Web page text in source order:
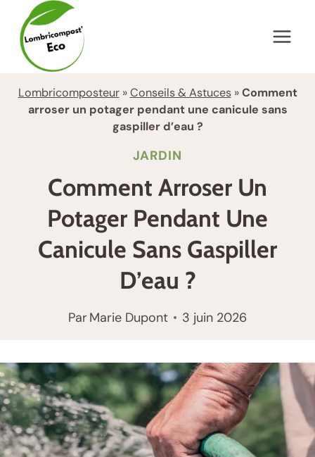
contenu
Lombricomposteur»Conseils & Astuces»Comment
arroser un potager pendant une canicule sans
gaspiller d’eau ?
JARDIN
Comment Arroser Un
Potager Pendant Une
Canicule Sans Gaspiller
D’eau ?
ParMarie Dupont 3 juin 2026